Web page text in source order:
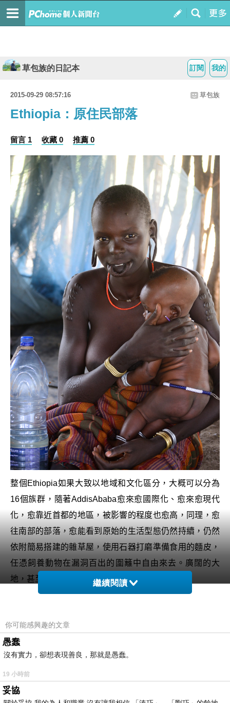
我的
訂閱
草包族的日記本
2015-09-29 08:57:16 草包族
Ethiopia：原住民部落
留言 1 收藏 0 推薦 0
整個 Ethiopia如果大致以地域和文化區分，大概可以分為
16個族群，隨著AddisAbaba愈來愈國際化、愈來愈現代
化，愈靠近首都的地區，被影響的程度也愈高，同理，愈
往南部的部落，愈能看到原始的生活型態仍然持續，仍然
依附簡易搭建的雜草屋，使用石器打磨準備食用的麵皮，
任憑飼養動物在漏洞百出的圍籬中自由來去。廣闊的大
地，甚至只是個樹蔭下，都是他們躺臥的空間。
繼續閱讀
你可能感興趣的文章
愚蠢
沒有實力，卻想表現善良，那就是愚蠢。
19 小時前
妥協